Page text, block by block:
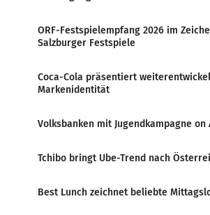
ORF-Festspielempfang 2026 im
Salzburger Festspiele
Coca-Cola präsentiert
Markenidentität
Volksbanken mit Jugendkampagne on
Tchibo bringt Ube-Trend nach
Best Lunch zeichnet beliebte